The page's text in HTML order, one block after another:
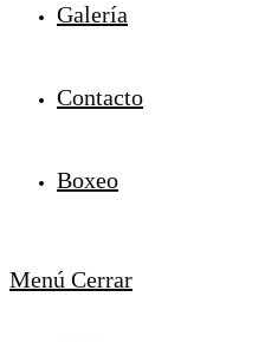
Galería
Contacto
Boxeo
Menú Cerrar